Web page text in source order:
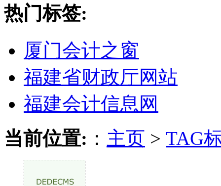
热门标签:
厦门会计之窗
福建省财政厅网站
福建会计信息网
当前位置: ： 主页 > TAG